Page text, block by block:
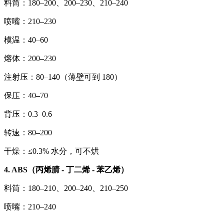
料筒：180–200、200–230、210–240
喷嘴：210–230
模温：40–60
熔体：200–230
注射压：80–140（薄壁可到 180）
保压：40–70
背压：0.3–0.6
转速：80–200
干燥：≤0.3% 水分，可不烘
4. ABS（丙烯腈 - 丁二烯 - 苯乙烯）
料筒：180–210、200–240、210–250
喷嘴：210–240